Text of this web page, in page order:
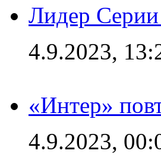
Лидер Серии
4.9.2023,
«Интер»
4.9.2023,